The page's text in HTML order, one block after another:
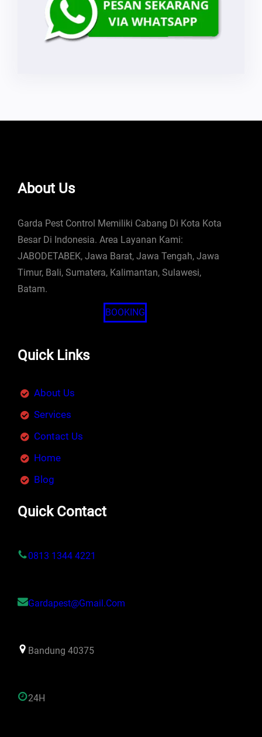
About Us
Garda Pest Control Memiliki Cabang Di Kota Kota
Besar Di Indonesia. Area Layanan Kami:
JABODETABEK, Jawa Barat, Jawa Tengah, Jawa
Timur, Bali, Sumatera, Kalimantan, Sulawesi,
Batam.
BOOKING
Quick Links
About Us
Services
Contact Us
Home
Blog
Quick Contact
0813 1344 4221
Gardapest@gmail.com
Bandung 40375
24H